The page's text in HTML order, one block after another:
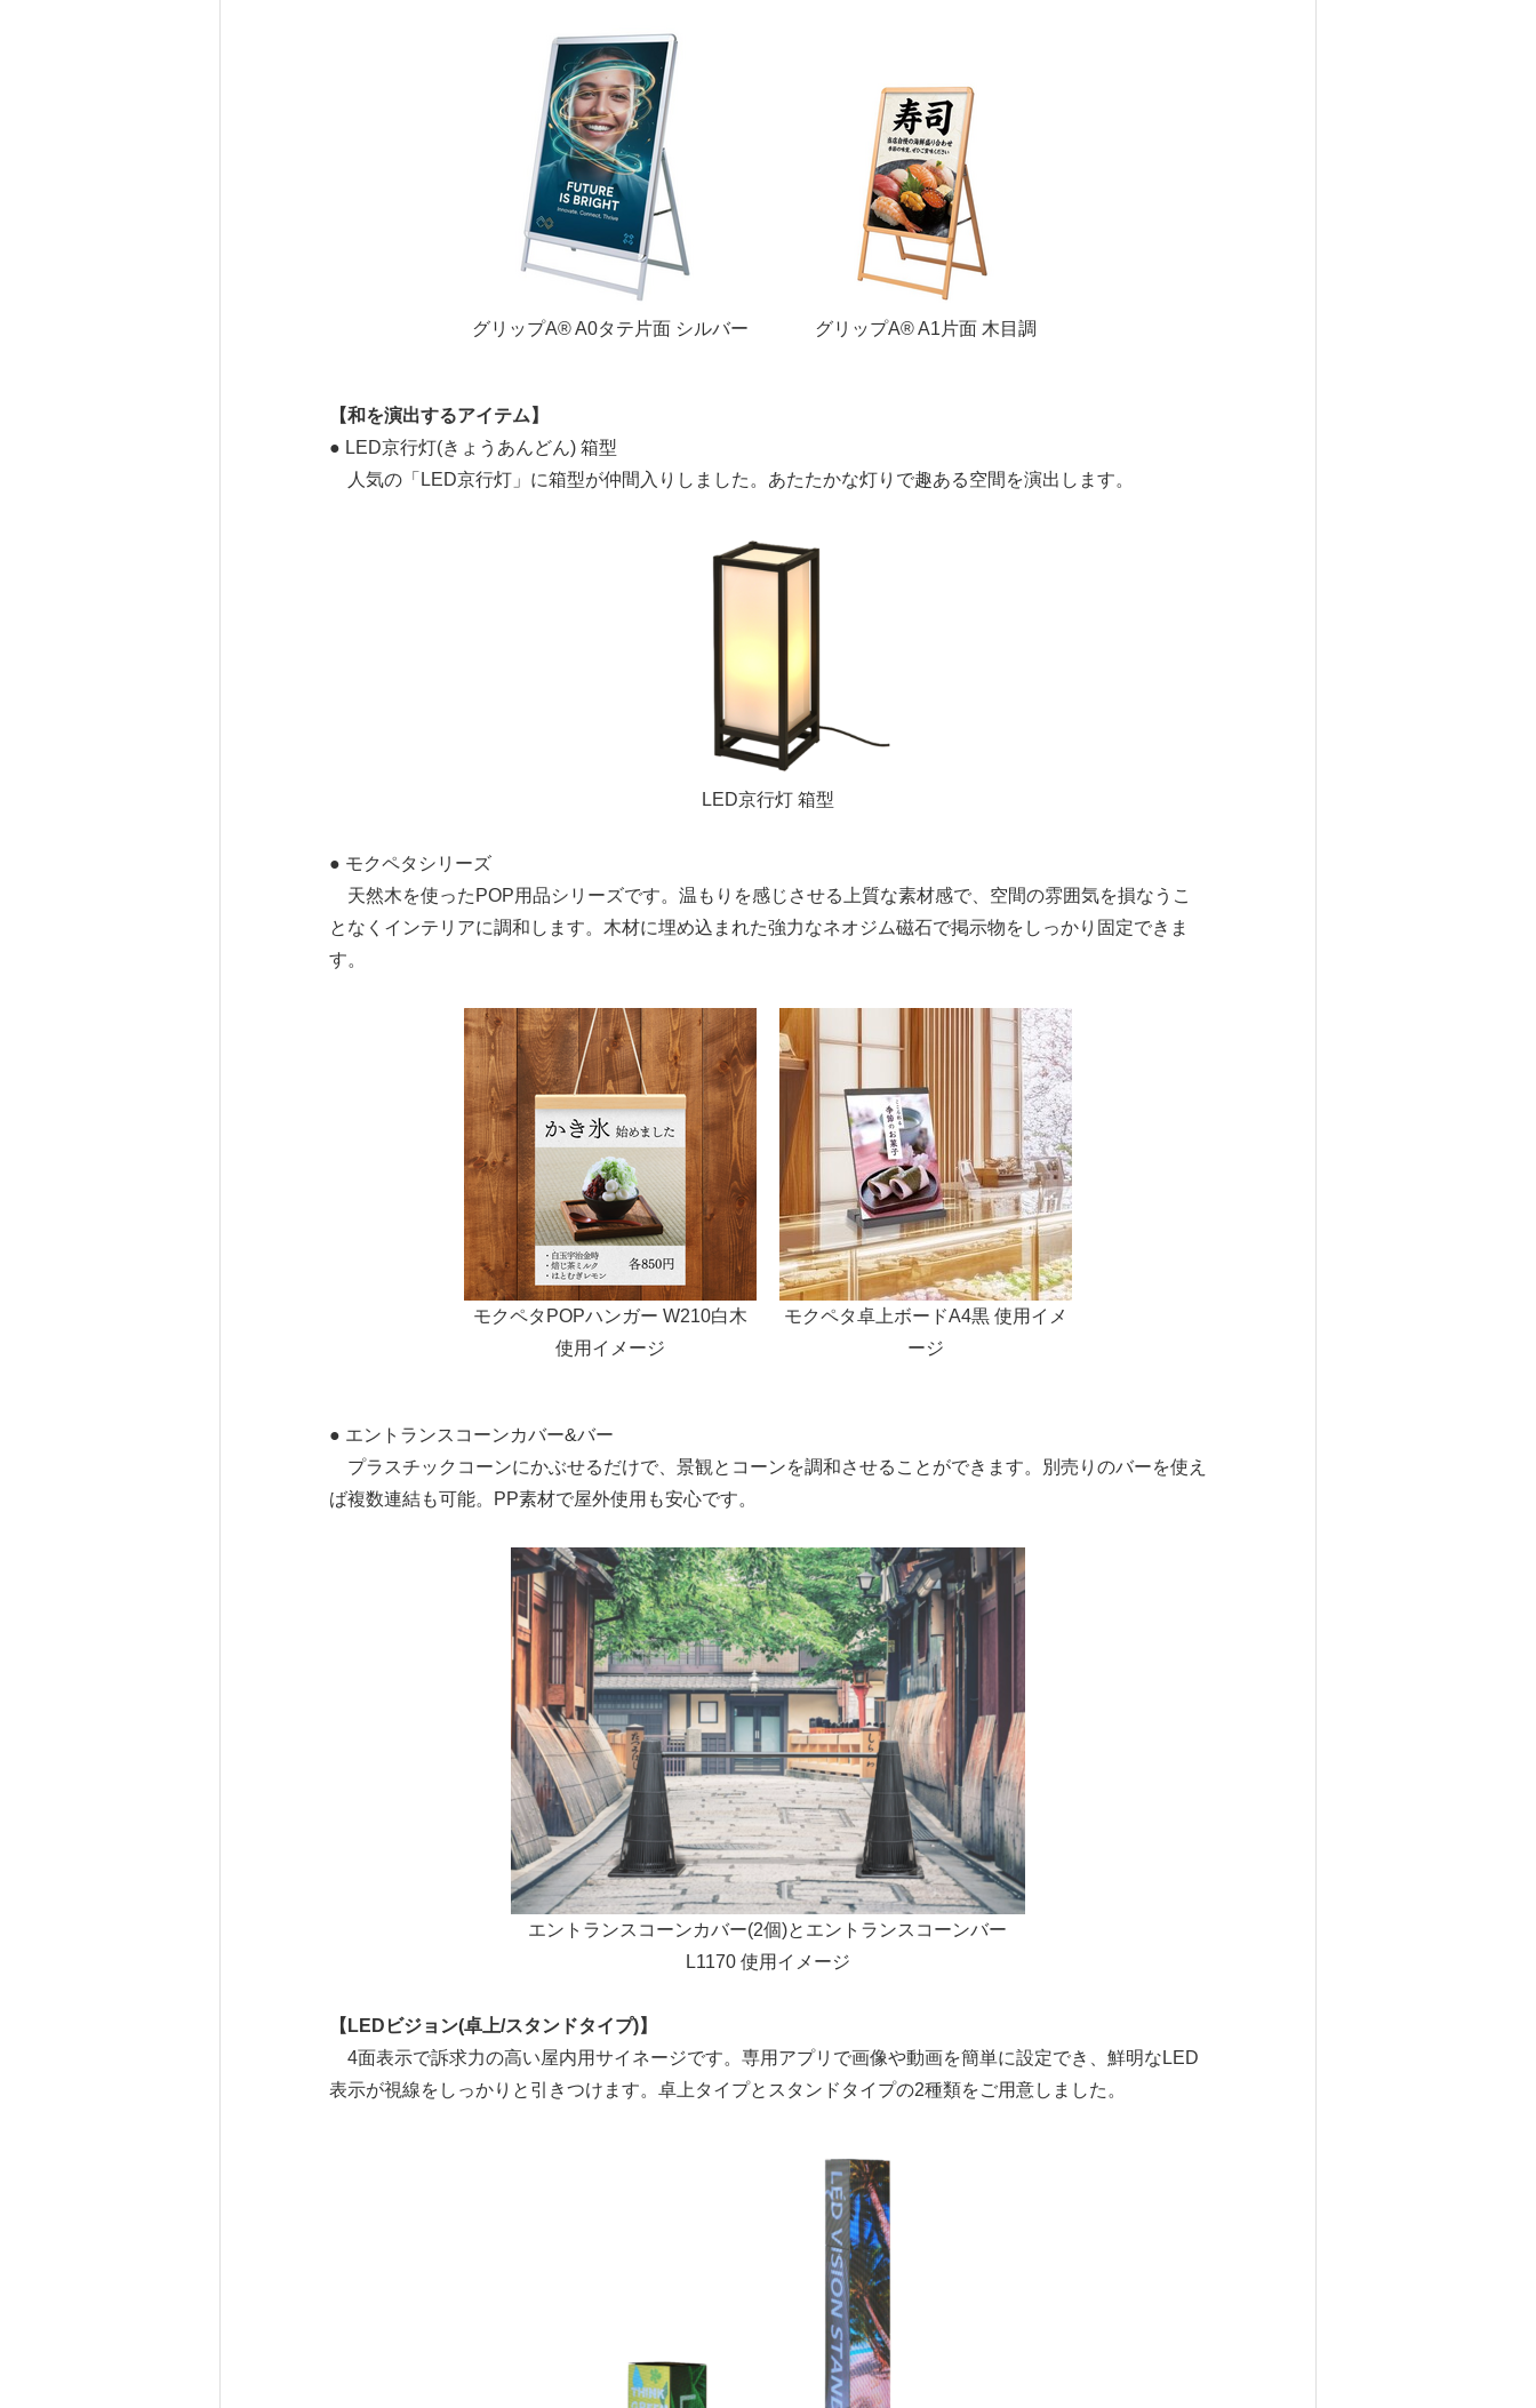
グリップA® A0タテ片面 シルバー グリップA® A1片面 木目調
【和を演出するアイテム】
● LED京行灯(きょうあんどん) 箱型
人気の「LED京行灯」に箱型が仲間入りしました。あたたかな灯りで趣ある空間を演出します。
LED京行灯 箱型
● モクペタシリーズ
天然木を使ったPOP用品シリーズです。温もりを感じさせる上質な素材感で、空間の雰囲気を損なうこ
となくインテリアに調和します。木材に埋め込まれた強力なネオジム磁石で掲示物をしっかり固定できま
す。
モクペタPOPハンガー W210白木
使用イメージ
モクペタ卓上ボードA4黒 使用イメ
ージ
● エントランスコーンカバー&バー
プラスチックコーンにかぶせるだけで、景観とコーンを調和させることができます。別売りのバーを使え
ば複数連結も可能。PP素材で屋外使用も安心です。
エントランスコーンカバー(2個)とエントランスコーンバー
L1170 使用イメージ
【LEDビジョン(卓上/スタンドタイプ)】
4面表示で訴求力の高い屋内用サイネージです。専用アプリで画像や動画を簡単に設定でき、鮮明なLED
表示が視線をしっかりと引きつけます。卓上タイプとスタンドタイプの2種類をご用意しました。